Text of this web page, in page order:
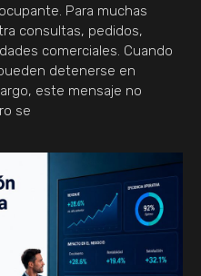
Para muchas
consultas, pedidos,
comerciales. Cuando
detenerse en
este mensaje no
se